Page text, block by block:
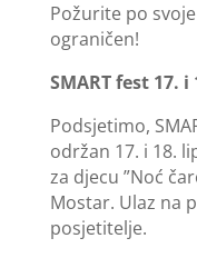
Požurite po
ograničen!
SMART fest 17.
Podsjetimo,
održan 17. i 18.
za djecu ”Noć
Mostar. Ulaz na
posjetitelje.